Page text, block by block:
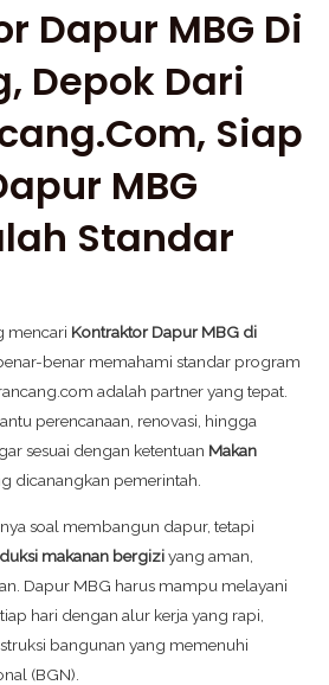
Dapur MBG Di
Depok Dari
Siap
MBG
Standar
mencari Kontraktor Dapur MBG di
benar memahami standar program
adalah partner yang tepat.
perencanaan, renovasi, hingga
sesuai dengan ketentuan Makan
dicanangkan pemerintah.
soal membangun dapur, tetapi
makanan bergiziyang aman,
Dapur MBG harus mampu melayani
hari dengan alur kerja yang rapi,
bangunan yang memenuhi
(BGN).